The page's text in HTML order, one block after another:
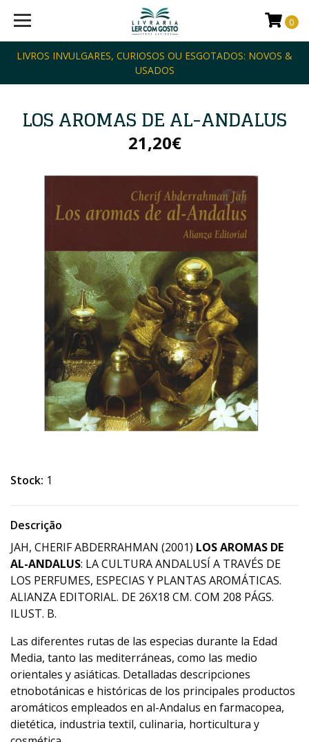
LIVROS INVULGARES, CURIOSOS OU ESGOTADOS: NOVOS &
USADOS
0
LOS AROMAS DE AL-ANDALUS
21,20€
Stock: 1
Descrição
JAH, CHERIF ABDERRAHMAN (2001) LOS AROMAS DE
AL-ANDALUS: LA CULTURA ANDALUSÍ A TRAVÉS DE
LOS PERFUMES, ESPECIAS Y PLANTAS AROMÁTICAS.
ALIANZA EDITORIAL. DE 26X18 CM. COM 208 PÁGS.
ILUST. B.
Las diferentes rutas de las especias durante la Edad
Media, tanto las mediterráneas, como las medio
orientales y asiáticas. Detalladas descripciones
etnobotánicas e históricas de los principales productos
aromáticos empleados en al-Andalus en farmacopea,
dietética, industria textil, culinaria, horticultura y